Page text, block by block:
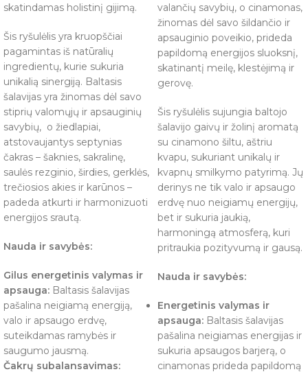
skatindamas holistinį gijimą.
Šis ryšulėlis yra kruopščiai
pagamintas iš natūralių
ingredientų, kurie sukuria
unikalią sinergiją. Baltasis
šalavijas yra žinomas dėl savo
stiprių valomųjų ir apsauginių
savybių, o žiedlapiai,
atstovaujantys septynias
čakras – šaknies, sakralinę,
saulės rezginio, širdies, gerklės,
trečiosios akies ir karūnos –
padeda atkurti ir harmonizuoti
energijos srautą.
Nauda ir savybės:
Gilus energetinis valymas ir
apsauga: Baltasis šalavijas
pašalina neigiamą energiją,
valo ir apsaugo erdvę,
suteikdamas ramybės ir
saugumo jausmą.
Čakrų subalansavimas:
valančių savybių, o cinamonas,
žinomas dėl savo šildančio ir
apsauginio poveikio, prideda
papildomą energijos sluoksnį,
skatinantį meilę, klestėjimą ir
gerovę.
Šis ryšulėlis sujungia baltojo
šalavijo gaivų ir žolinį aromatą
su cinamono šiltu, aštriu
kvapu, sukuriant unikalų ir
kvapnų smilkymo patyrimą. Jų
derinys ne tik valo ir apsaugo
erdvę nuo neigiamų energijų,
bet ir sukuria jaukią,
harmoningą atmosferą, kuri
pritraukia pozityvumą ir gausą.
Nauda ir savybės:
Energetinis valymas ir
apsauga: Baltasis šalavijas
pašalina neigiamas energijas ir
sukuria apsaugos barjerą, o
cinamonas prideda papildomą